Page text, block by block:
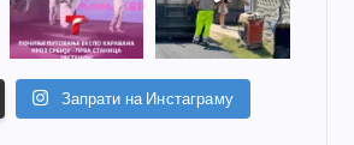
Запрати на Инстаграму